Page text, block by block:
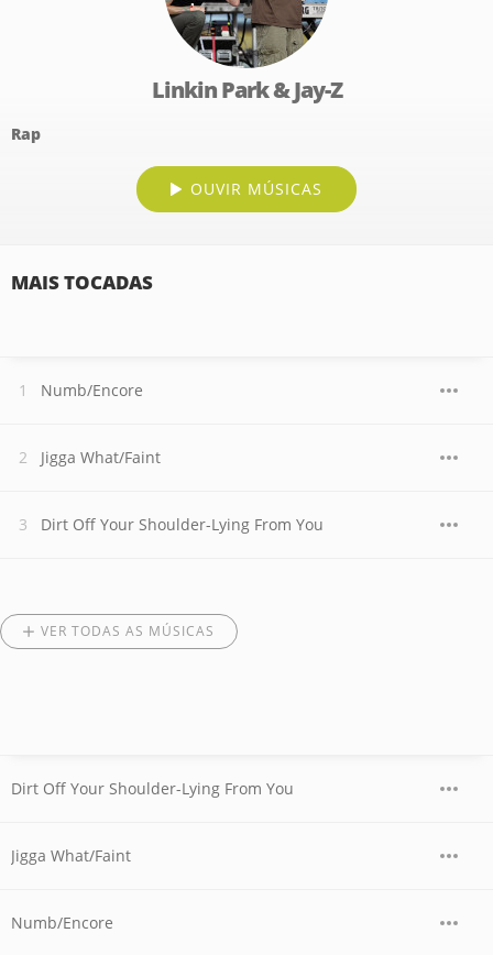
Linkin Park & Jay-Z
Rap
OUVIR MÚSICAS
MAIS TOCADAS
Numb/Encore
Jigga What/Faint
Dirt Off Your Shoulder-Lying From You
VER TODAS AS MÚSICAS
Dirt Off Your Shoulder-Lying From You
Jigga What/Faint
Numb/Encore